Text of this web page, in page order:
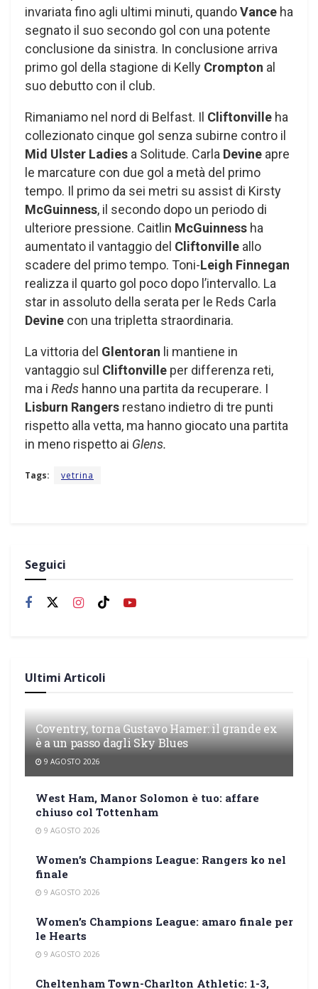
invariata fino agli ultimi minuti, quandoVance ha
segnato il suo secondo gol con una potente
conclusione da sinistra. In conclusione arriva
primo gol della stagione di Kelly Crompton al
suo debutto con il club.
Rimaniamo nel nord di Belfast. Il Cliftonville ha
collezionato cinque gol senza subirne contro il
Mid Ulster Ladies a Solitude. Carla Devine apre
le marcature con due gol a metà del primo
tempo. Il primo da sei metri su assist di Kirsty
McGuinness, il secondo dopo un periodo di
ulteriore pressione. Caitlin McGuinness ha
aumentato il vantaggio del Cliftonville allo
scadere del primo tempo. Toni-Leigh Finnegan
realizza il quarto gol poco dopo l’intervallo. La
star in assoluto della serata per le Reds Carla
Devine con una tripletta straordinaria.
La vittoria del Glentoran li mantiene in
vantaggio sul Cliftonville per differenza reti,
ma i Reds hanno una partita da recuperare. I
Lisburn Rangers restano indietro di tre punti
rispetto alla vetta, ma hanno giocato una partita
in meno rispetto ai Glens.
Tags: vetrina
Seguici
Ultimi Articoli
Coventry, torna Gustavo Hamer: il grande ex
è a un passo dagli Sky Blues
9 AGOSTO 2026
West Ham, Manor Solomon è tuo: affare
chiuso col Tottenham
9 AGOSTO 2026
Women’s Champions League: Rangers ko nel
finale
9 AGOSTO 2026
Women’s Champions League: amaro finale per
le Hearts
9 AGOSTO 2026
Cheltenham Town-Charlton Athletic: 1-3,